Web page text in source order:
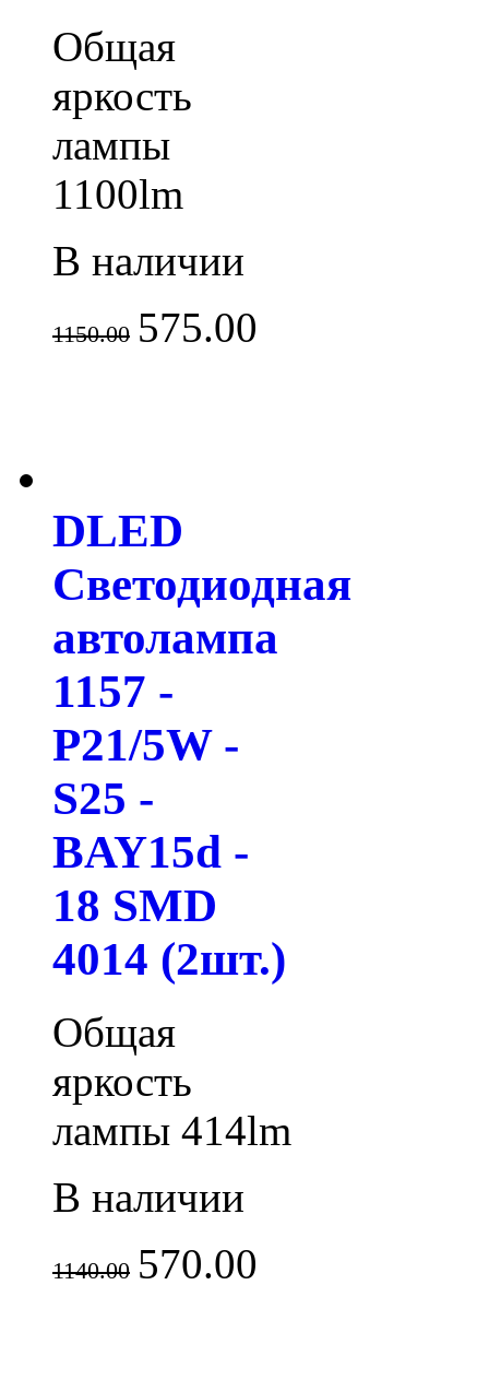
Общая
яркость
лампы
1100lm
В наличии
1150.00 575.00
DLED
Светодиодная
автолампа
1157 -
P21/5W -
S25 -
BAY15d -
18 SMD
4014 (2шт.)
Общая
яркость
лампы 414lm
В наличии
1140.00 570.00